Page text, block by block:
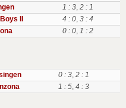
1 : 3, 2 : 1
II 4 : 0, 3 : 4
0 : 0, 1 : 2
0 : 3, 2 : 1
1 : 5, 4 : 3